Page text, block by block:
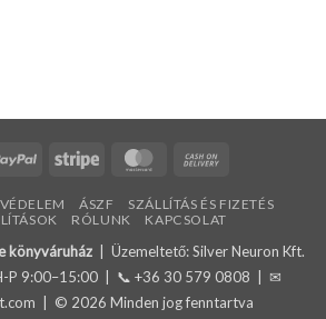
PayPal Stripe MasterCard
Delivery
ÁSZF
SZÁLLÍTÁS ÉS FIZETÉS
RÓLUNK KAPCSOLAT
könyváruház| Üzemeltető: Silver Neuron Kft.
P 9:00–15:00 | 📞 +36 30 579 0808 | ✉
| © 2026 Minden jog fenntartva